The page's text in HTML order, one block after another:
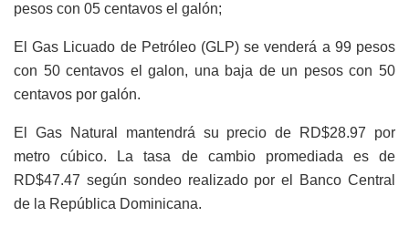
pesos con 05 centavos el galón;
El Gas Licuado de Petróleo (GLP) se venderá a 99 pesos
con 50 centavos el galon, una baja de un pesos con 50
centavos por galón.
El Gas Natural mantendrá su precio de RD$28.97 por
metro cúbico. La tasa de cambio promediada es de
RD$47.47 según sondeo realizado por el Banco Central
de la República Dominicana.